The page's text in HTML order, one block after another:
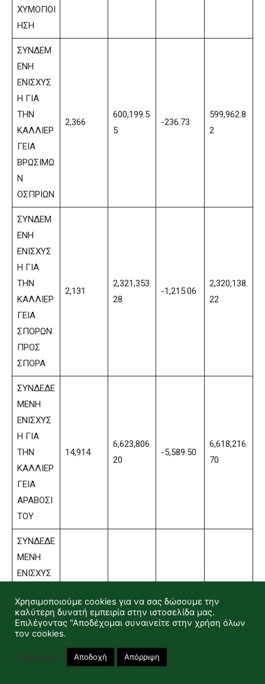
ΧΥΜΟΠΟΙ
ΗΣΗ
ΣΥΝΔΕΜ
ΕΝΗ
ΕΝΙΣΧΥΣ
Η ΓΙΑ
ΤΗΝ
ΚΑΛΛΙΕΡ
ΓΕΙΑ
ΒΡΩΣΙΜΩ
Ν
ΟΣΠΡΙΩΝ
2,366
600,199.5
5
-236.73
599,962.8
2
ΣΥΝΔΕΜ
ΕΝΗ
ΕΝΙΣΧΥΣ
Η ΓΙΑ
ΤΗΝ
ΚΑΛΛΙΕΡ
ΓΕΙΑ
ΣΠΟΡΩΝ
ΠΡΟΣ
ΣΠΟΡΑ
2,131
2,321,353.
28
-1,215.06
2,320,138.
22
ΣΥΝΔΕΔΕ
ΜΕΝΗ
ΕΝΙΣΧΥΣ
Η ΓΙΑ
ΤΗΝ
ΚΑΛΛΙΕΡ
ΓΕΙΑ
ΑΡΑΒΟΣΙ
ΤΟΥ
14,914
6,623,806.
20
-5,589.50
6,618,216.
70
ΣΥΝΔΕΔΕ
ΜΕΝΗ
ΕΝΙΣΧΥΣ
ΤΗΝ
ΚΑΛΛΙΕΡ
ΓΕΙΑ
ΚΟΡΙΝΘΙ
2,719
222,729.8
4
-6,965.66
215,764.1
8
Χρησιμοποιούμε cookies για να σας δώσουμε την
καλύτερη δυνατή εμπειρία στην ιστοσελίδα μας.
Επιλέγοντας "Αποδέχομαι συναινείτε στην χρήση όλων
τον cookies.
Ρυθμίσεις Αποδοχή Απόρριψη